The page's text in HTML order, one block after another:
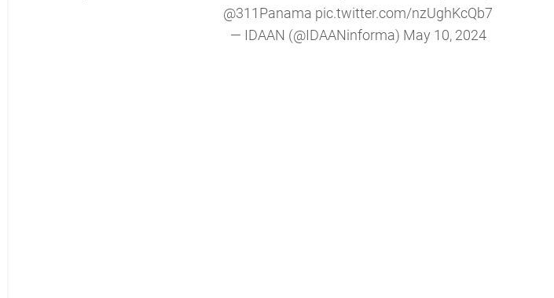
@311Panama pic.twitter.com/nzUghKcQb7
— IDAAN (@IDAANinforma) May 10, 2024